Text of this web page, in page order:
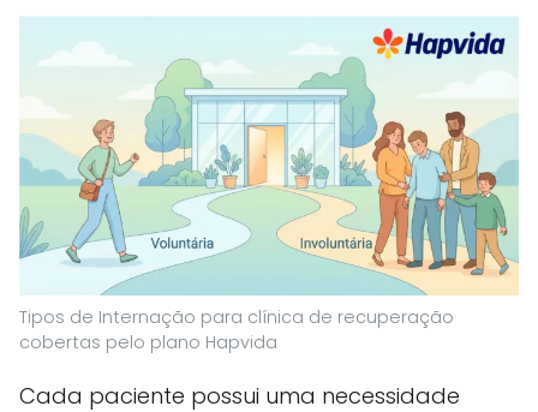
Tipos de Internação para clínica de recuperação
cobertas pelo plano Hapvida
Cada paciente possui uma necessidade